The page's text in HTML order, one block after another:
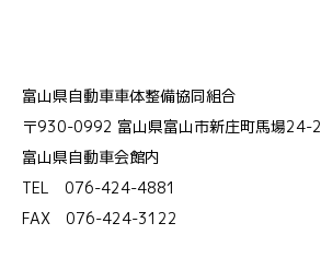
富山県自動車車体整備協同組合
〒930-0992 富山県富山市新庄町馬場24-2
富山県自動車会館内
TEL 076-424-4881
FAX 076-424-3122